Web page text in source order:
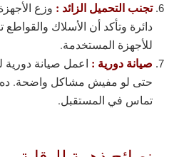
تجنب التحميل الزائد : وزع
دائرة وتأكد أن الأسلاك والقواطع
للأجهزة المستخدمة.
صيانة دورية : اعمل صيانة دورية
حتى لو مفيش مشاكل واضحة.
تماس في المستقبل.